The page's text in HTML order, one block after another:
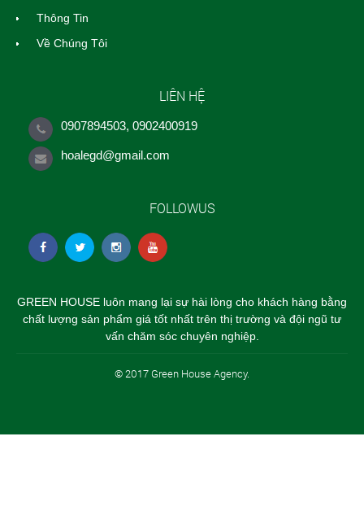
Thông Tin
Về Chúng Tôi
LIÊN HỆ
0907894503, 0902400919
hoalegd@gmail.com
FOLLOWUS
GREEN HOUSE luôn mang lại sự hài lòng cho khách hàng bằng
chất lượng sản phẩm giá tốt nhất trên thị trường và đội ngũ tư
vấn chăm sóc chuyên nghiệp.
© 2017 Green House Agency.